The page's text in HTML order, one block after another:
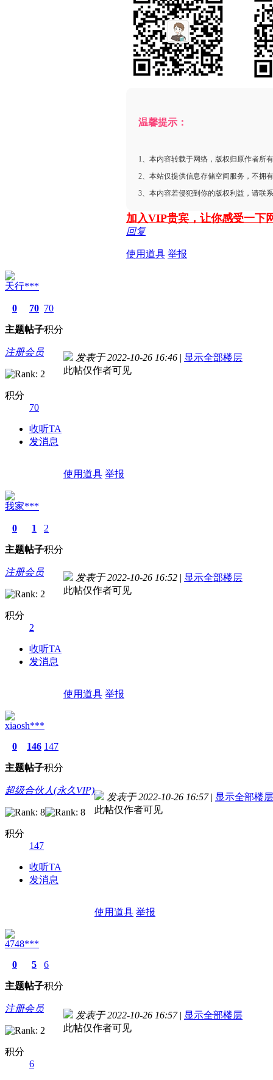
温馨提示：
1、本内容转载于网络，版权归原作者所
2、本站仅提供信息存储空间服务，不拥
3、本内容若侵犯到你的版权利益，请联
加入VIP贵宾，让你感受一下
回复
使用道具 举报
天行***
0
主题
70
帖子
70
积分
注册会员
积分
70
收听TA
发消息
发表于 2022-10-26 16:46 | 显示全部楼层
此帖仅作者可见
使用道具 举报
我家***
0
主题
1
帖子
2
积分
注册会员
积分
2
收听TA
发消息
发表于 2022-10-26 16:52 | 显示全部楼层
此帖仅作者可见
使用道具 举报
xiaosh***
0
主题
146
帖子
147
积分
超级合伙人(永久VIP)
积分
147
收听TA
发消息
发表于 2022-10-26 16:57 | 显示全部楼层
此帖仅作者可见
使用道具 举报
4748***
0
主题
5
帖子
6
积分
注册会员
积分
6
发表于 2022-10-26 16:57 | 显示全部楼层
此帖仅作者可见